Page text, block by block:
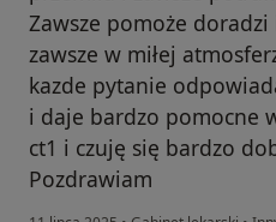
Zawsze pomoże
zawsze w miłej
kazde pytanie
i daje bardzo pomocne
ct1 i czuję się bardzo
Pozdrawiam